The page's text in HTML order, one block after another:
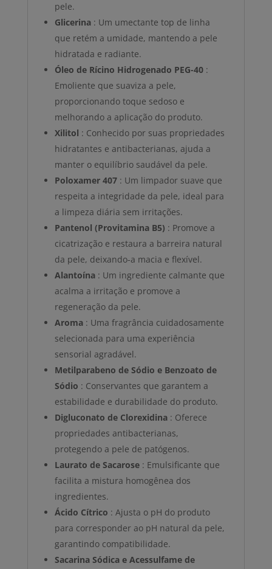
pele.
Glicerina: Um umectante top de linha
que retém a umidade, mantendo a pele
hidratada e radiante.
Óleo de Rícino Hidrogenado PEG-40:
Emoliente que suaviza a pele,
proporcionando toque sedoso e
melhorando a aplicação do produto.
Xilitol : Conhecido por suas propriedades
hidratantes e antibacterianas, ajuda a
manter o equilíbrio saudável da pele.
Poloxamer 407: Um limpador suave que
respeita a integridade da pele, ideal para
a limpeza diária sem irritações.
Pantenol (Provitamina B5) : Promove a
cicatrização e restaura a barreira natural
da pele, deixando-a macia e flexível.
Alantoína: Um ingrediente calmante que
acalma a irritação e promove a
regeneração da pele.
Aroma: Uma fragrância cuidadosamente
selecionada para uma experiência
sensorial agradável.
Metilparabeno de Sódio e Benzoato de
Sódio : Conservantes que garantem a
estabilidade e durabilidade do produto.
Digluconato de Clorexidina: Oferece
propriedades antibacterianas,
protegendo a pele de patógenos.
Laurato de Sacarose: Emulsificante que
facilita a mistura homogênea dos
ingredientes.
Ácido Cítrico : Ajusta o pH do produto
para corresponder ao pH natural da pele,
garantindo compatibilidade.
Sacarina Sódica e Acessulfame de